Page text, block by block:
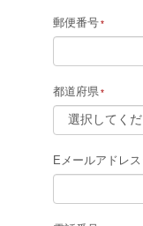
郵便番号
都道府県
Eメールアドレス